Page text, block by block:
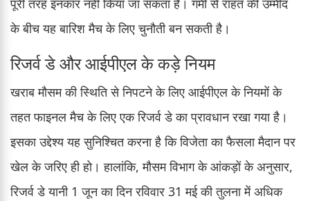
के बीच यह बारिश मैच के लिए चुनौती बन सकती है।
रिजर्व डे और आईपीएल के कड़े नियम
खराब मौसम की स्थिति से निपटने के लिए आईपीएल के नियमों के
तहत फाइनल मैच के लिए एक रिजर्व डे का प्रावधान रखा गया है।
इसका उद्देश्य यह सुनिश्चित करना है कि विजेता का फैसला मैदान पर
खेल के जरिए ही हो। हालांकि, मौसम विभाग के आंकड़ों के अनुसार,
रिजर्व डे यानी 1 जून का दिन रविवार 31 मई की तुलना में अधिक